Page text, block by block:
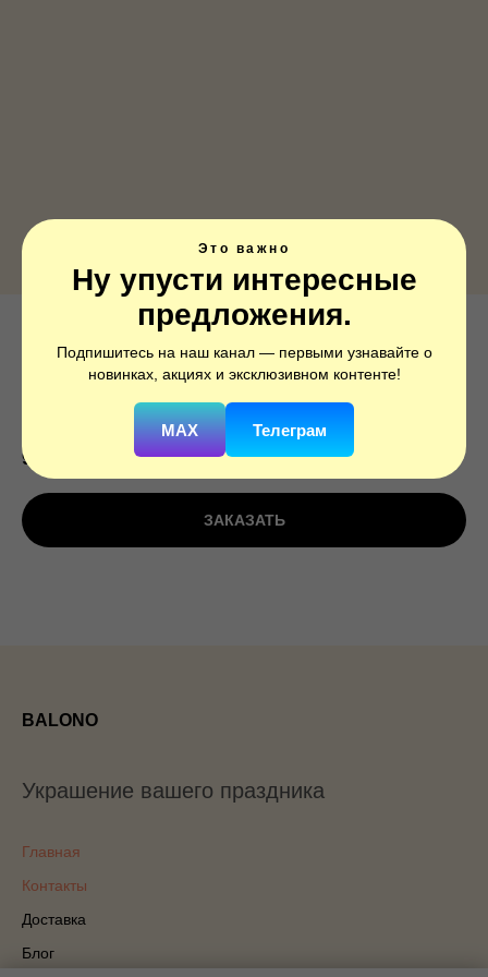
Это важно
Ну упусти интересные
предложения.
Подпишитесь на наш канал — первыми узнавайте о
новинках, акциях и эксклюзивном контенте!
MAX Телеграм
А ФИГУРА/P35 Единорог радужный
голова
1207-2809
950
ЗАКАЗАТЬ
BALONO
Украшение вашего праздника
Главная
Контакты
Доставка
Блог